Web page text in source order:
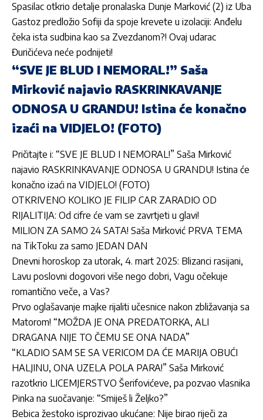
Spasilac otkrio detalje pronalaska Dunje Marković (2) iz Uba
Gastoz predložio Sofiji da spoje krevete u izolaciji: Anđelu
čeka ista sudbina kao sa Zvezdanom?! Ovaj udarac
Đuričićeva neće podnijeti!
“SVE JE BLUD I NEMORAL!” Saša
Mirković najavio RASKRINKAVANJE
ODNOSA U GRANDU! Istina će konačno
izaći na VIDJELO! (FOTO)
Pričitajte i: “SVE JE BLUD I NEMORAL!” Saša Mirković
najavio RASKRINKAVANJE ODNOSA U GRANDU! Istina će
konačno izaći na VIDJELO! (FOTO)
OTKRIVENO KOLIKO JE FILIP CAR ZARADIO OD
RIJALITIJA: Od cifre će vam se zavrtjeti u glavi!
MILION ZA SAMO 24 SATA! Saša Mirković PRVA TEMA
na TikToku za samo JEDAN DAN
Dnevni horoskop za utorak, 4. mart 2025: Blizanci rasijani,
Lavu poslovni dogovori više nego dobri, Vagu očekuje
romantično veče, a Vas?
Prvo oglašavanje majke rijaliti učesnice nakon zbližavanja sa
Matorom! “MOŽDA JE ONA PREDATORKA, ALI
DRAGANA NIJE TO ČEMU SE ONA NADA”
“KLADIO SAM SE SA VERICOM DA ĆE MARIJA OBUĆI
HALJINU, ONA UZELA POLA PARA!” Saša Mirković
razotkrio LICEMJERSTVO Šerifovićeve, pa pozvao vlasnika
Pinka na suočavanje: “Smiješ li Željko?”
Bebica žestoko isprozivao ukućane: Nije birao riječi za